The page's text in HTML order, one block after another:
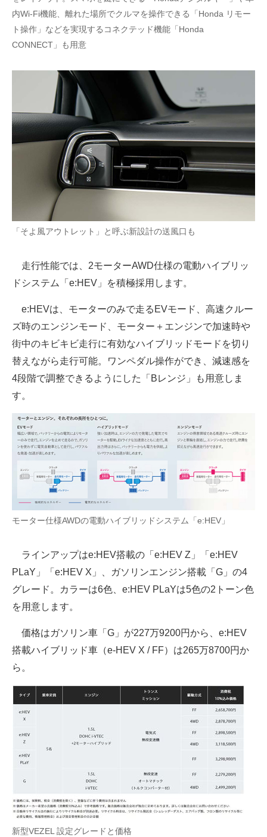
内Wi-Fi機能、離れた場所でクルマを操作できる「Honda リモー
ト操作」などを実現するコネクテッド機能「Honda
CONNECT」も用意
「そよ風アウトレット」と呼ぶ新設計の送風口も
走行性能では、2モーターAWD仕様の電動ハイブリッ
ドシステム「e:HEV」を積極採用します。
e:HEVは、モーターのみで走るEVモード、高速クルー
ズ時のエンジンモード、モーター＋エンジンで加速時や
街中のキビキビ走行に有効なハイブリッドモードを切り
替えながら走行可能。ワンペダル操作ができ、減速感を
4段階で調整できるようにした「Bレンジ」も用意しま
す。
モーター仕様AWDの電動ハイブリッドシステム「e:HEV」
ラインアップはe:HEV搭載の「e:HEV Z」「e:HEV
PLaY」「e:HEV X」、ガソリンエンジン搭載「G」の4
グレード。カラーは6色、e:HEV PLaYは5色の2トーン色
を用意します。
価格はガソリン車「G」が227万9200円から、e:HEV
搭載ハイブリッド車（e-HEV X / FF）は265万8700円か
ら。
新型VEZEL 設定グレードと価格